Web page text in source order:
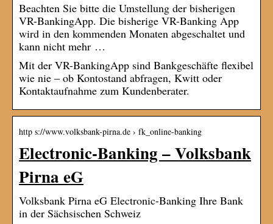
Beachten Sie bitte die Umstellung der bisherigen
VR-BankingApp. Die bisherige VR-Banking App
wird in den kommenden Monaten abgeschaltet und
kann nicht mehr …
Mit der VR-BankingApp sind Bankgeschäfte flexibel
wie nie – ob Kontostand abfragen, Kwitt oder
Kontaktaufnahme zum Kundenberater.
http s://www.volksbank-pirna.de › fk_online-banking
Electronic-Banking – Volksbank
Pirna eG
Volksbank Pirna eG Electronic-Banking Ihre Bank
in der Sächsischen Schweiz